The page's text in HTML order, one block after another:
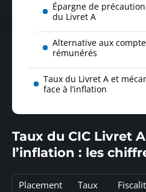
Épargne de
du Livret A
Alternative aux
rémunérés
Taux du Livret A et
face à l’inflation
Taux du CIC Livret
l’inflation : les
Placement
Taux